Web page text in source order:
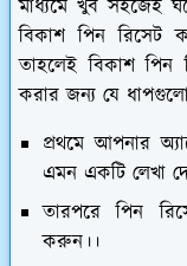
মাধ্যমে খুব সহজেই
বিকাশ পিন রিসেট
তাহলেই বিকাশ পিন
করার জন্য যে
প্রথমে আপনার
এমন একটি লেখা
তারপরে পিন
করুন।।